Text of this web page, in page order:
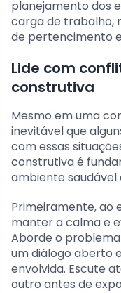
planejamento dos
carga de trabalho,
de pertencimento
Lide com
construtiva
Mesmo em uma
inevitável que
com essas
construtiva é
ambiente saudável
Primeiramente, ao
manter a calma e
Aborde o
um diálogo aberto
envolvida. Escute
outro antes de